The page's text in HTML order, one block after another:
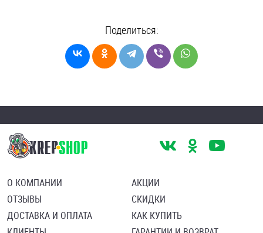
Поделиться:
О КОМПАНИИ
ОТЗЫВЫ
ДОСТАВКА И ОПЛАТА
АКЦИИ
СКИДКИ
КАК КУПИТЬ